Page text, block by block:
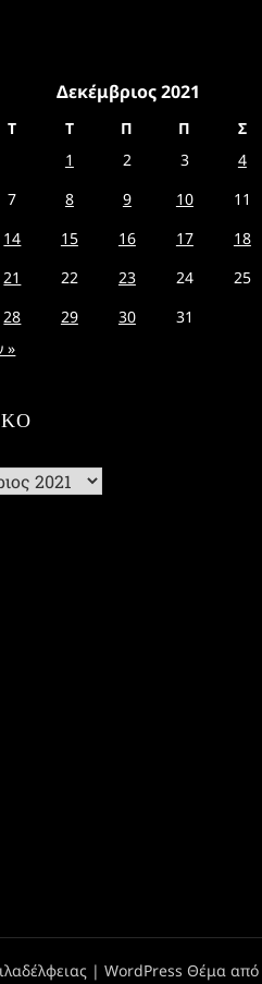
Δεκέμβριος 2021
Τ Τ Π Π Σ
1
2 3 4
7 8 9 10 11
14 15 16 17 18
21 22 23 24 25
28 29 30
31
»
| WordPress Θέμα από